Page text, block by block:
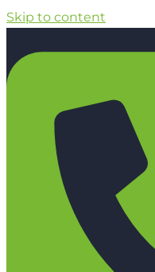
Skip to content